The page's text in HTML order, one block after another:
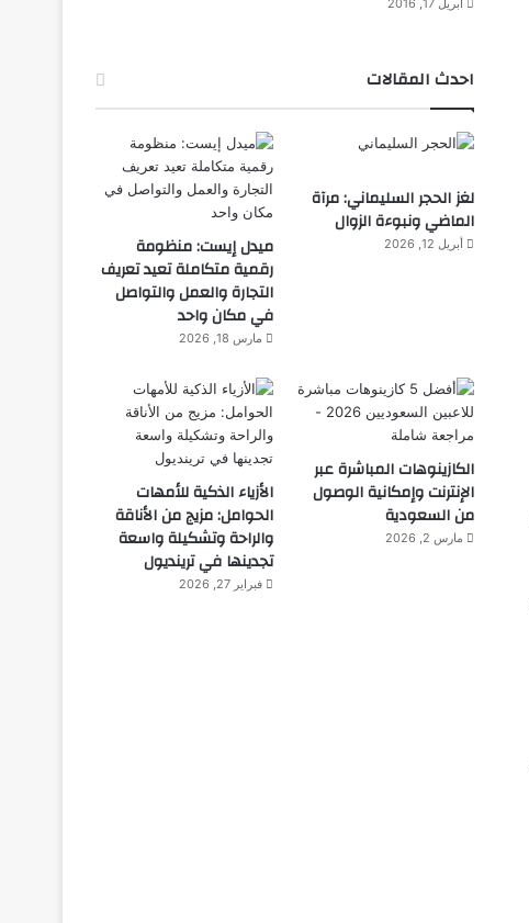
أبريل 17, 2016
احدث المقالات
لغز الحجر السليماني: مرآة
الماضي ونبوءة الزوال
أبريل 12, 2026
ميدل إيست: منظومة
رقمية متكاملة تعيد تعريف
التجارة والعمل والتواصل
في مكان واحد
مارس 18, 2026
الكازينوهات المباشرة عبر
الإنترنت وإمكانية الوصول
من السعودية
مارس 2, 2026
الأزياء الذكية للأمهات
الحوامل: مزيج من الأناقة
والراحة وتشكيلة واسعة
تجدينها في ترينديول
فبراير 27, 2026